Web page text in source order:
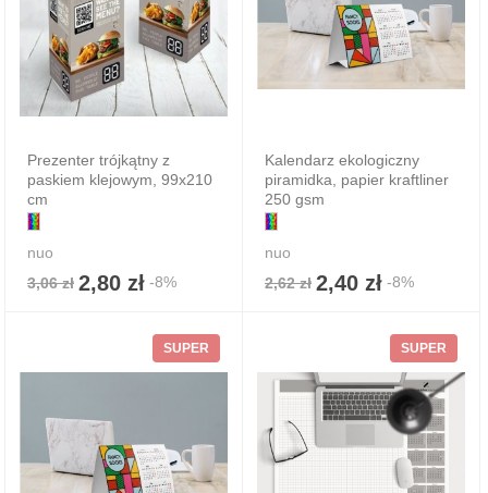
Prezenter trójkątny z
paskiem klejowym, 99x210
cm
nuo
3,06 zł 2,80 zł -8%
Kalendarz ekologiczny
piramidka, papier kraftliner
250 gsm
nuo
2,62 zł 2,40 zł -8%
SUPER SUPER